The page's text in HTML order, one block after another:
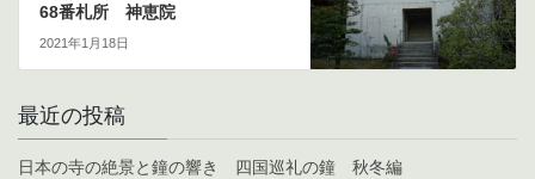
68番札所 神恵院
2021年1月18日
最近の投稿
日本の寺の絶景と鐘の響き 四国巡礼の鐘 秋冬編